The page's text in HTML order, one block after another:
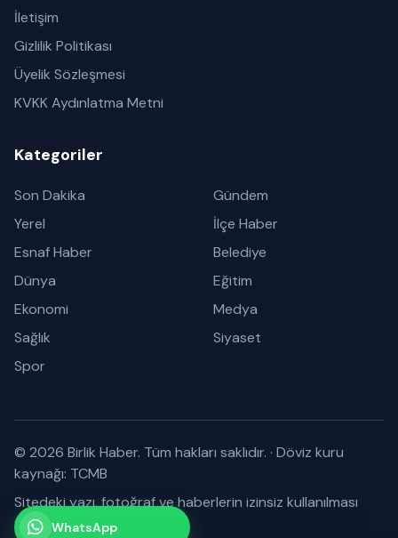
İletişim
Gizlilik Politikası
Üyelik Sözleşmesi
KVKK Aydınlatma Metni
Kategoriler
Son Dakika
Gündem
Yerel
İlçe Haber
Esnaf Haber
Belediye
Dünya
Eğitim
Ekonomi
Medya
Sağlık
Siyaset
Spor
© 2026 Birlik Haber. Tüm hakları saklıdır. · Döviz kuru
kaynağı: TCMB
Sitedeki yazı, fotoğraf ve haberlerin izinsiz kullanılması
yasaktır.WhatsApp